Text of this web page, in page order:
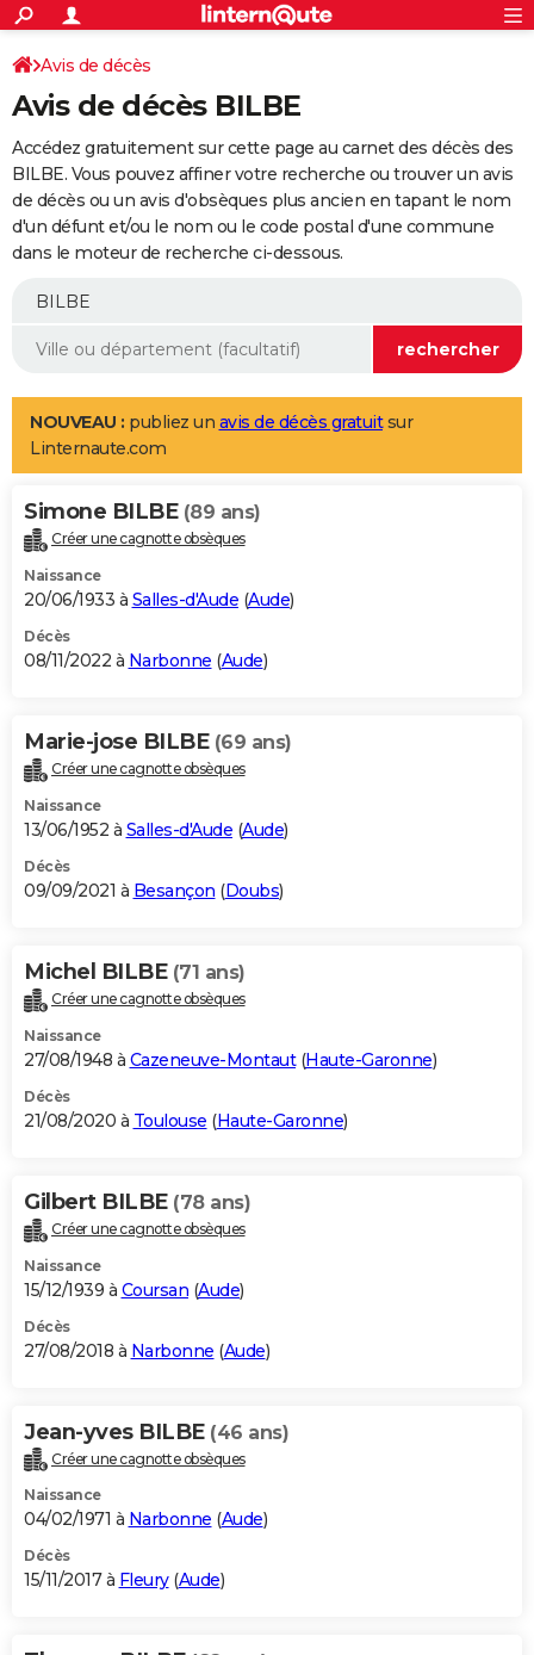
ACTUALITÉS
Politique
Société
Faits Divers
Education
Monde
Villes
+
SPORT
Coupe du monde 2026
Football
Tennis
Cyclisme
Rugby
Forum
Programme TV
TNT
Streaming
Cinéma
Sorties cinéma
Musique
+
FINANCE
Retraite
Impôts
Epargne
Immobilier
Risques naturels par ville
Banque
Assurance
Crédit
AUTO
Essais
Réserver un essai
Citadines
Berlines
SUV
Forum auto
+
Mobiles
Meilleur smartphone
Internet
Ordinateurs
Jeux vidéo
Guide high-tech
Aménagement intérieur
LIFESTYLE
Art de vivre
Bien-être
Loisirs
Mode
Modes de vie
Alimentation
Guide de la santé
Maladies
Médicaments
Sommeil
VOYAGE
Destinations
City break
Voyage nature
Voyage de noces
Forum
Climat
+PHOTO
GUIDES D'ACHAT
BONS PLANS
Carte de Noël
Carte Bonne année
Carte Saint-Valentin
Carte Pâques
Carte d'anniversaire
DICTIONNAIRE
Dictionnaire
Biographies
Citations
Expressions
Proverbes
PROGRAMME TV
S'inscrire
Se connecter
Lycées
Collèges
Primaires
Universités
Entreprises
Service militaire
Avis de recherche
AVIS DE DÉCÈS
Bricolage
Lifestyle
Culture
Sport
Auto
Television
Voyage
Cinema
Avis de décès
Avis de décès BILBE
Accédez gratuitement sur cette page au carnet des décès des
BILBE. Vous pouvez affiner votre recherche ou trouver un avis
de décès ou un avis d'obsèques plus ancien en tapant le nom
d'un défunt et/ou le nom ou le code postal d'une commune
dans le moteur de recherche ci-dessous.
NOUVEAU : publiez un avis de décès gratuitsur
Linternaute.com
Simone BILBE (89 ans)
Créer une cagnotte obsèques
Naissance
20/06/1933 à Salles-d'Aude (Aude)
Décès
08/11/2022 à Narbonne (Aude)
Marie-jose BILBE (69 ans)
Créer une cagnotte obsèques
Naissance
13/06/1952 à Salles-d'Aude (Aude)
Décès
09/09/2021 à Besançon (Doubs)
Michel BILBE (71 ans)
Créer une cagnotte obsèques
Naissance
27/08/1948 à Cazeneuve-Montaut(Haute-Garonne)
Décès
21/08/2020 à Toulouse (Haute-Garonne)
Gilbert BILBE (78 ans)
Créer une cagnotte obsèques
Naissance
15/12/1939 à Coursan (Aude)
Décès
27/08/2018 à Narbonne (Aude)
Jean-yves BILBE (46 ans)
Créer une cagnotte obsèques
Naissance
04/02/1971 à Narbonne (Aude)
Décès
15/11/2017 à Fleury(Aude)